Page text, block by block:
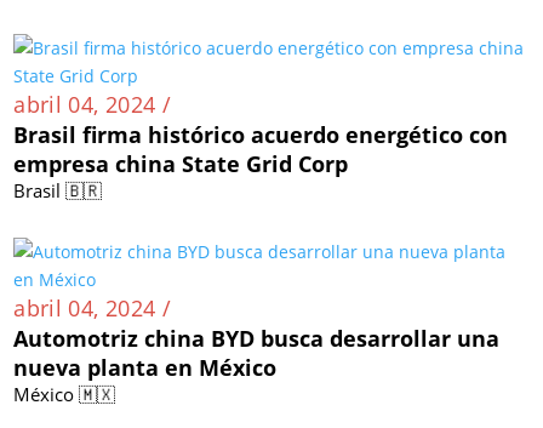
abril 04, 2024 /
Brasil firma histórico acuerdo energético con
empresa china State Grid Corp
Brasil 🇧🇷
abril 04, 2024 /
Automotriz china BYD busca desarrollar una
nueva planta en México
México 🇲🇽